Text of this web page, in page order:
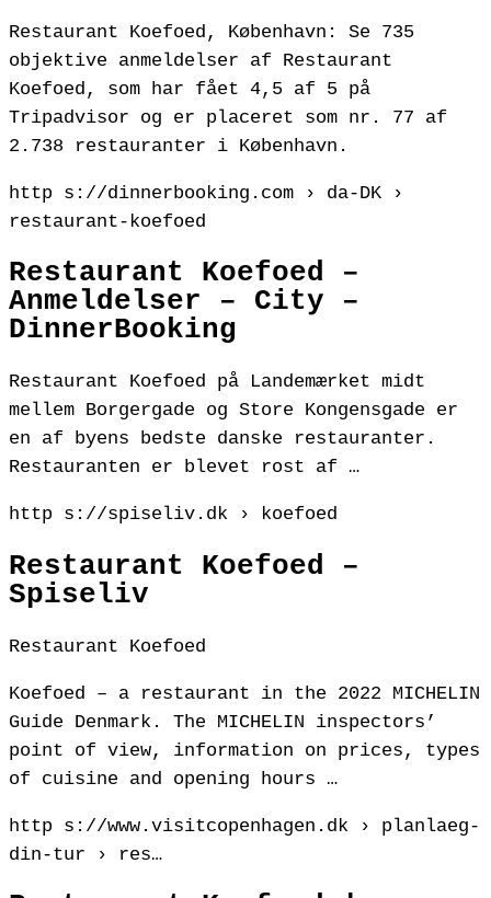
Restaurant Koefoed, København: Se 735
objektive anmeldelser af Restaurant
Koefoed, som har fået 4,5 af 5 på
Tripadvisor og er placeret som nr. 77 af
2.738 restauranter i København.
http s://dinnerbooking.com › da-DK ›
restaurant-koefoed
Restaurant Koefoed –
Anmeldelser – City –
DinnerBooking
Restaurant Koefoed på Landemærket midt
mellem Borgergade og Store Kongensgade er
en af byens bedste danske restauranter.
Restauranten er blevet rost af …
http s://spiseliv.dk › koefoed
Restaurant Koefoed –
Spiseliv
Restaurant Koefoed
Koefoed – a restaurant in the 2022 MICHELIN
Guide Denmark. The MICHELIN inspectors’
point of view, information on prices, types
of cuisine and opening hours …
http s://www.visitcopenhagen.dk › planlaeg-
din-tur › res…